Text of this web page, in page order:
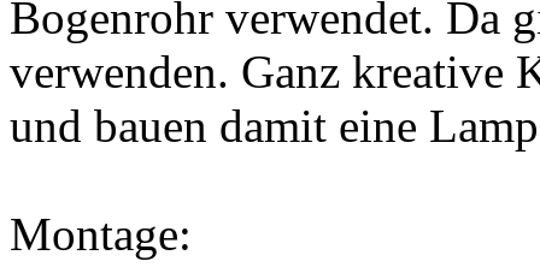
Bogenrohr verwendet. Da
verwenden. Ganz kreative
und bauen damit eine
Montage: